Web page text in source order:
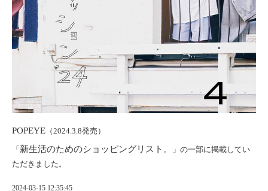
POPEYE （2024.3.8発売）
「 新生活のためのショッピングリスト。
」の一部に掲載してい
ただきました。
2024-03-15 12:35:45